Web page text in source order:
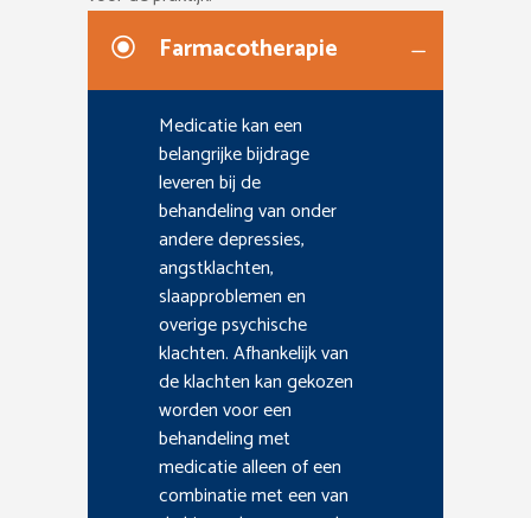
Farmacotherapie
Medicatie kan een
belangrijke bijdrage
leveren bij de
behandeling van onder
andere depressies,
angstklachten,
slaapproblemen en
overige psychische
klachten. Afhankelijk van
de klachten kan gekozen
worden voor een
behandeling met
medicatie alleen of een
combinatie met een van